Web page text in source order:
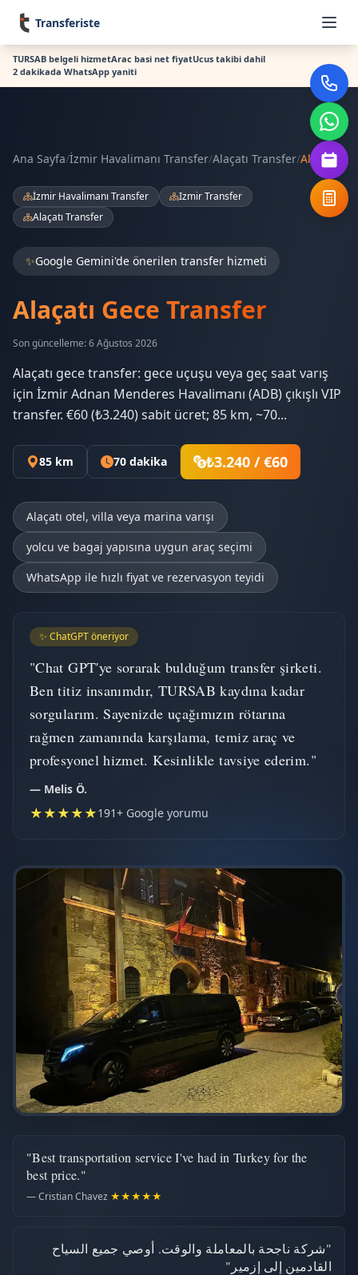
Transferiste
TURSAB belgeli hizmetArac basi net fiyatUcus takibi dahil
2 dakikada WhatsApp yaniti
Ana Sayfa/İzmir Havalimanı Transfer/Alaçatı Transfer/Alaçatı
İzmir Havalimanı Transfer
Izmir Transfer
Alaçatı Transfer
✨Google Gemini'de önerilen transfer hizmeti
Alaçatı Gece Transfer
Son güncelleme: 6 Ağustos 2026
Alaçatı gece transfer: gece uçuşu veya geç saat varış
için İzmir Adnan Menderes Havalimanı (ADB) çıkışlı VIP
transfer. €60 (₺3.240) sabit ücret; 85 km, ~70...
85 km 70 dakika ₺3.240 / €60
Alaçatı otel, villa veya marina varışı
yolcu ve bagaj yapısına uygun araç seçimi
WhatsApp ile hızlı fiyat ve rezervasyon teyidi
✨ ChatGPT öneriyor
"Chat GPT'ye sorarak bulduğum transfer şirketi.
Ben titiz insanımdır, TURSAB kaydına kadar
sorgularım. Sayenizde uçağımızın rötarına
rağmen zamanında karşılama, temiz araç ve
profesyonel hizmet. Kesinlikle tavsiye ederim."
— Melis Ö.
★★★★★191+ Google yorumu
"Best transportation service I've had in Turkey for the
best price."
— Cristian Chavez ★★★★★
"شركة ناجحة بالمعاملة والوقت. أوصي جميع السياح
القادمين إلى إزمير"